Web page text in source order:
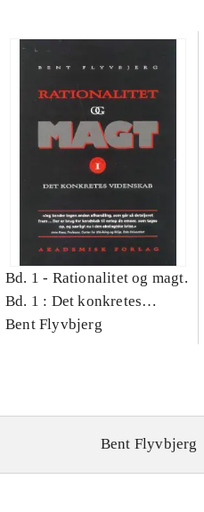
Bd. 1 - Rationalitet og magt.
Bd. 1 : Det konkretes
videnskab
Bent Flyvbjerg
Bent Flyvbjerg